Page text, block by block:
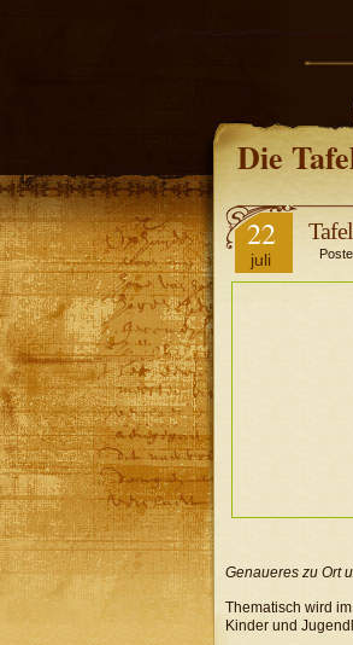
Die
22
juli
Genaueres zu Ort
Thematisch wird
Kinder und